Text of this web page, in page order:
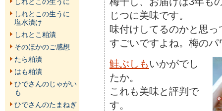
じつに美味です。
味付けしてるのかと思
すごいですよね。梅の
鮭ぶしもいかがでし
たか。
これも美味と評判で
す。
しれとこの生うに
塩水漬け
しれとこ粕漬
そのほかのご感想
たら粕漬
はも粕漬
ひでさんのじゃがい
も
ひでさんのたまねぎ